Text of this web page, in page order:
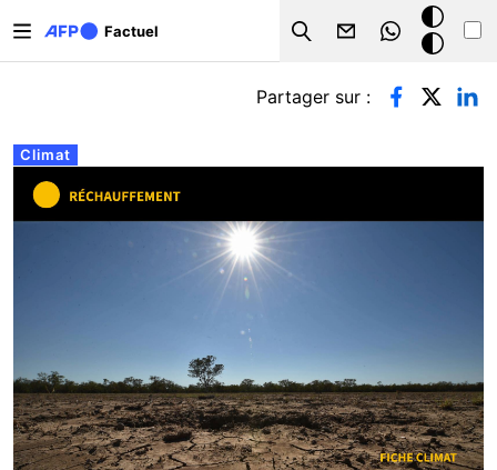
Factuel
Search
Mode
sombre
Onglets principaux
Climat
Partager sur :